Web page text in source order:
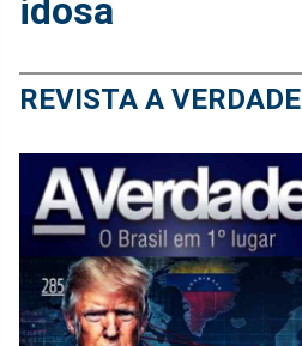
idosa
REVISTA A VERDADE